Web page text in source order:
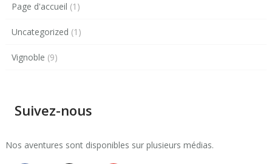
Page d'accueil (1)
Uncategorized (1)
Vignoble (9)
Suivez-nous
Nos aventures sont disponibles sur plusieurs médias.